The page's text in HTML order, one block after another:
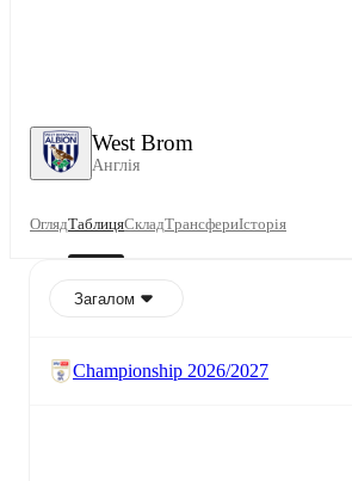
West Brom
Англія
ОглядТаблицяСкладТрансфериІсторія
Загалом
Championship 2026/2027